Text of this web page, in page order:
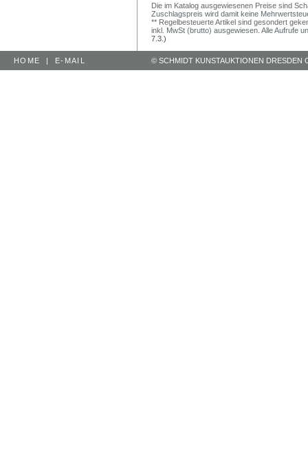
Die im Katalog ausgewiesenen Preise sind
Zuschlagspreis wird damit keine
** Regelbesteuerte Artikel sind gesondert
inkl. MwSt (brutto) ausgewiesen. Alle Aufrufe
7.3.)
HOME | E-MAIL © SCHMIDT KUNSTAUKTIONEN DRESDEN